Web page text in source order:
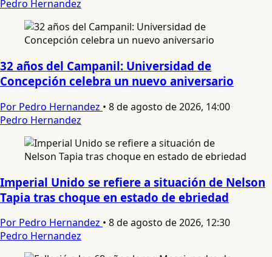
Pedro Hernandez
32 años del Campanil: Universidad de
Concepción celebra un nuevo aniversario
Por Pedro Hernandez • 8 de agosto de 2026, 14:00
Pedro Hernandez
Imperial Unido se refiere a situación de Nelson
Tapia tras choque en estado de ebriedad
Por Pedro Hernandez • 8 de agosto de 2026, 12:30
Pedro Hernandez